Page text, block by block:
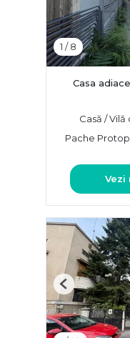
1 /8
Casa
Casă /
Pache
Vezi
Previous